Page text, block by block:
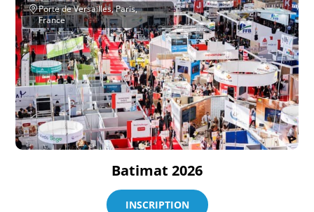
Porte de Versailles, Paris,
France
Batimat 2026
INSCRIPTION